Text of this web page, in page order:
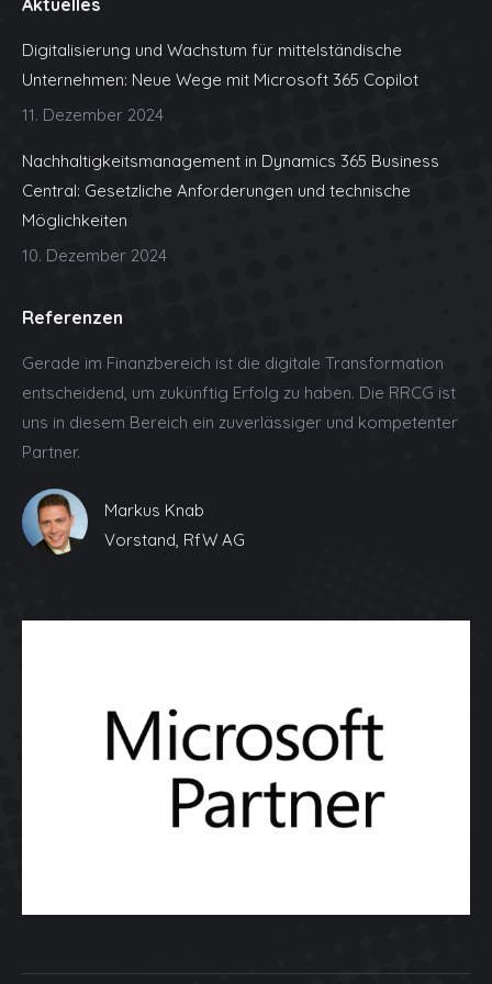
opensopens
in
window
Aktuelles
Digitalisierung und Wachstum für mittelständische
Unternehmen: Neue Wege mit Microsoft 365 Copilot
11. Dezember 2024
Nachhaltigkeitsmanagement in Dynamics 365 Business
Central: Gesetzliche Anforderungen und technische
Möglichkeiten
10. Dezember 2024
Referenzen
Gerade im Finanzbereich ist die digitale Transformation
entscheidend, um zukünftig Erfolg zu haben. Die RRCG ist
uns in diesem Bereich ein zuverlässiger und kompetenter
Partner.
Markus Knab
Vorstand, RfW AG